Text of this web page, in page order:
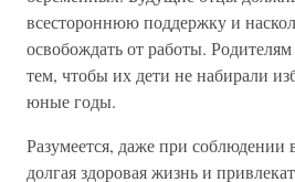
всестороннюю поддержку и
освобождать от работы.
тем, чтобы их дети не набирали
юные годы.
Разумеется, даже при соблюдении
долгая здоровая жизнь и